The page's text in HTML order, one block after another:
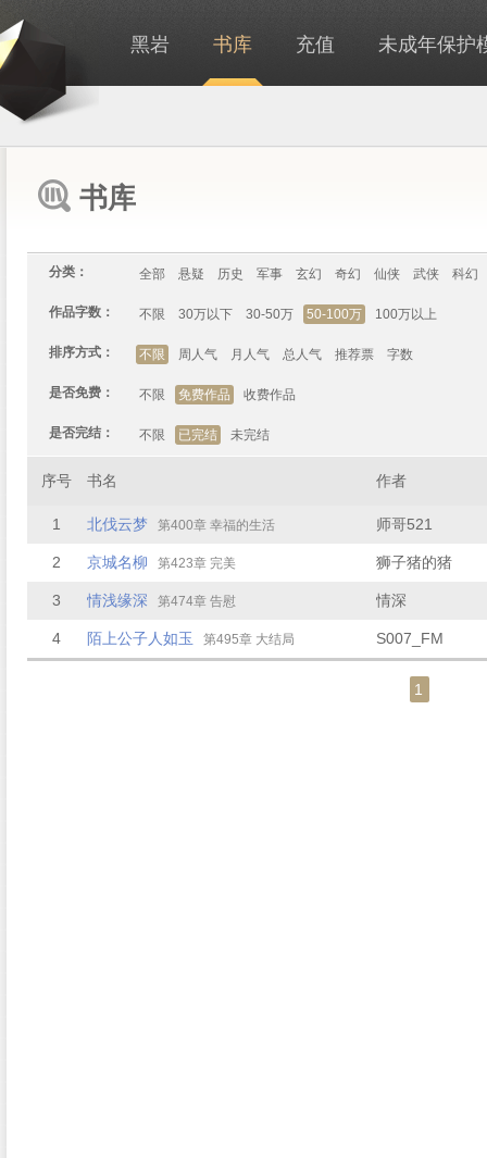
黑岩 书库 充值 未成年保护
书库
分类： 全部 悬疑 历史 军事 玄幻 奇幻 仙侠 武侠 科幻
作品字数： 不限 30万以下 30-50万 50-100万 100万以上
排序方式： 不限 周人气 月人气 总人气 推荐票 字数
是否免费： 不限 免费作品 收费作品
是否完结： 不限 已完结 未完结
序号 书名 作者
1 北伐云梦 第400章 幸福的生活 师哥521
2 京城名柳 第423章 完美 狮子猪的猪
3 情浅缘深 第474章 告慰 情深
4 陌上公子人如玉 第495章 大结局 S007_FM
1